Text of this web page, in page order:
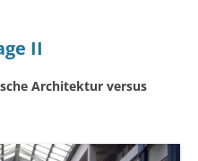
II
Architektur versus